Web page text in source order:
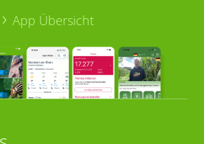
App Übersicht